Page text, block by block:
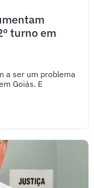
turno em
a ser um problema
Goiás. E